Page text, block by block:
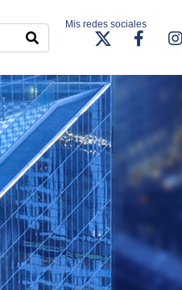
Mis redes sociales